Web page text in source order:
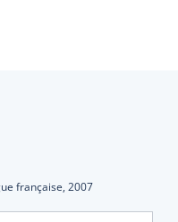
française, 2007